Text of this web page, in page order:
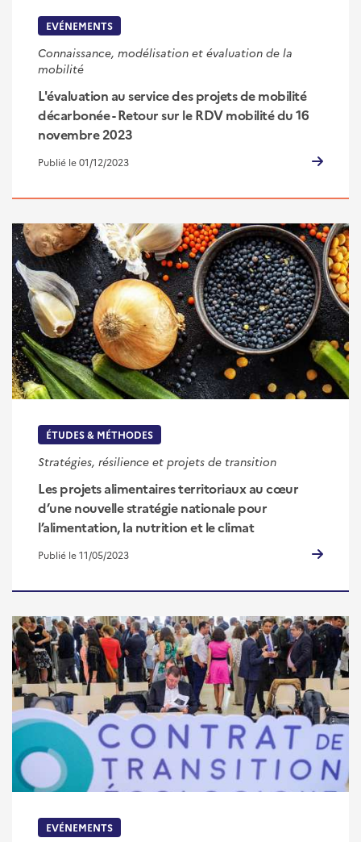
EVÉNEMENTS
Connaissance, modélisation et évaluation de la
mobilité
L'évaluation au service des projets de mobilité
décarbonée - Retour sur le RDV mobilité du 16
novembre 2023
Publié le 01/12/2023
ÉTUDES & MÉTHODES
Stratégies, résilience et projets de transition
Les projets alimentaires territoriaux au cœur
d’une nouvelle stratégie nationale pour
l’alimentation, la nutrition et le climat
Publié le 11/05/2023
EVÉNEMENTS